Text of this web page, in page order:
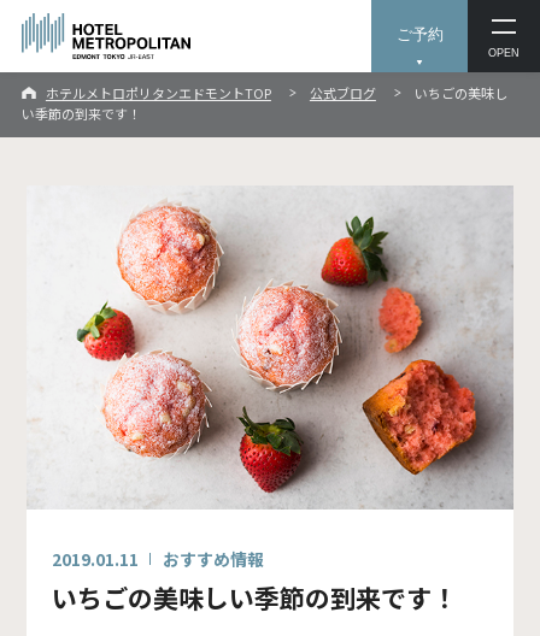
ご予約
OPEN
ホテルメトロポリタンエドモントTOP 公式ブログ
いちごの美味し
い季節の到来です！
2019.01.11 おすすめ情報
いちごの美味しい季節の到来です！